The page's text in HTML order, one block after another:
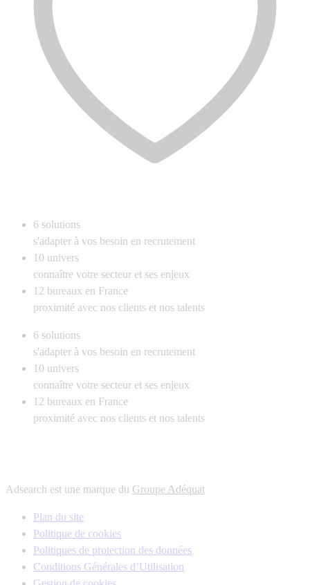
6 solutions
s'adapter à vos besoin en recrutement
10 univers
connaître votre secteur et ses enjeux
12 bureaux en France
proximité avec nos clients et nos talents
6 solutions
s'adapter à vos besoin en recrutement
10 univers
connaître votre secteur et ses enjeux
12 bureaux en France
proximité avec nos clients et nos talents
Adsearch est une marque du Groupe Adéquat
Plan du site
Politique de cookies
Politiques de protection des données
Conditions Générales d’Utilisation